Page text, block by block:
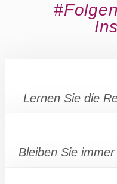
Lernen Sie die
Bleiben Sie